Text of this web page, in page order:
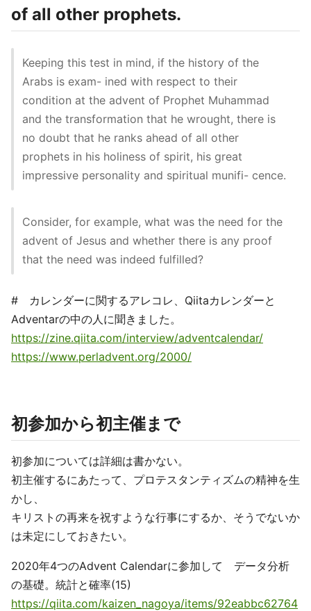
of all other prophets.
Keeping this test in mind, if the history of the
Arabs is exam- ined with respect to their
condition at the advent of Prophet Muhammad
and the transformation that he wrought, there is
no doubt that he ranks ahead of all other
prophets in his holiness of spirit, his great
impressive personality and spiritual munifi- cence.
Consider, for example, what was the need for the
advent of Jesus and whether there is any proof
that the need was indeed fulfilled?
# カレンダーに関するアレコレ、Qiitaカレンダーと
Adventarの中の人に聞きました。
https://zine.qiita.com/interview/adventcalendar/
https://www.perladvent.org/2000/
初参加から初主催まで
初参加については詳細は書かない。
初主催するにあたって、プロテスタンティズムの精神を生
かし、
キリストの再来を祝すような行事にするか、そうでないか
は未定にしておきたい。
2020年4つのAdvent Calendarに参加して データ分析
の基礎。統計と確率(15)
https://qiita.com/kaizen_nagoya/items/92eabbc62764